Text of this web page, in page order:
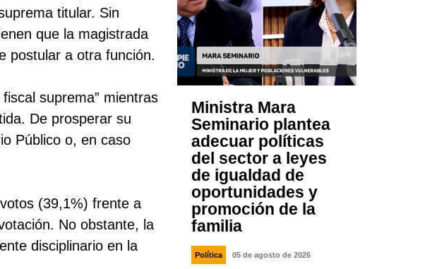
titular. Sin
que la magistrada
postular a otra función.
suprema” mientras
De prosperar su
Público o, en caso
(39,1%) frente a
No obstante, la
disciplinario en la
Ministra Mara
Seminario plantea
adecuar políticas
del sector a leyes
de igualdad de
oportunidades y
promoción de la
familia
Política 05 de agosto de 2026